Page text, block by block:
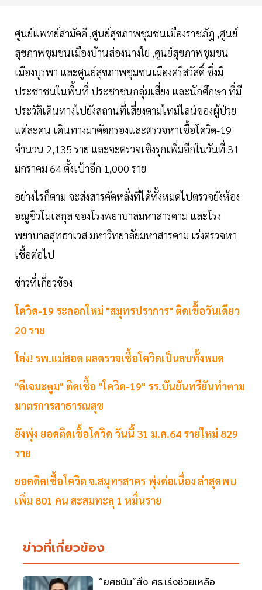
ศูนย์แพทย์สามัคคี ,ศูนย์สุขภาพชุมชนเมืองราชภัฏ ,ศูนย์
สุขภาพชุมชนเมืองบ้านส่องนางใย ,ศูนย์สุขภาพชุมชน
เมืองบูรพา และศูนย์สุขภาพชุมชนเมืองศรีสวัสดิ์ ซึ่งมี
ประชาชนในพื้นที่ ประชาชนกลุ่มเสี่ยง และนักศึกษา ที่มี
ประวัติเดินทางไปยังสถานที่เสี่ยงตามไทม์ไลน์ของผู้ป่วย
แต่ละคน เดินทางมาคัดกรองและตรวจหาเชื้อโควิด-19
จำนวน 2,135 ราย และจะตรวจเชิงรุกเพิ่มอีกในวันที่ 31
มกราคม 64 ตั้งเป้าอีก 1,000 ราย
อย่างไรก็ตาม จะส่งสารคัดหลั่งที่ได้ทั้งหมดไปตรวจยังห้อง
อณูชีวโมเลกุล ของโรงพยาบาลมหาสารคาม และโรง
พยาบาลสุทธาเวส มหาวิทยาลัยมหาสารคาม เร่งตรวจหา
เชื้อต่อไป
ข่าวที่เกี่ยวข้อง
โควิด-19 ระลอกใหม่ "สมุทรปราการ" ติดเชื้อวันเดียว
20 ราย
โล่ง! รพ.แม่สอด ผลตรวจเชื้อโควิดเป็นลบทั้งหมด
"ดีเจมะตูม" ติดเชื้อ "โควิด-19" รร.บันยันทรียันทำตาม
มาตรการสาธารณสุข
ยังพุ่ง ยอดติดเชื้อโควิด วันนี้ 31 ม.ค.64 รายใหม่ 829
ราย
ยอดติดเชื้อโควิด จ.สมุทรสาคร พุ่งต่อเนื่อง ล่าสุดพบ
เพิ่ม 801 คน สะสมทะลุ 1 หมื่นราย
ข่าวที่เกี่ยวข้อง
“ยศชนัน”สั่ง ศธ.เร่งช่วยเหลือ